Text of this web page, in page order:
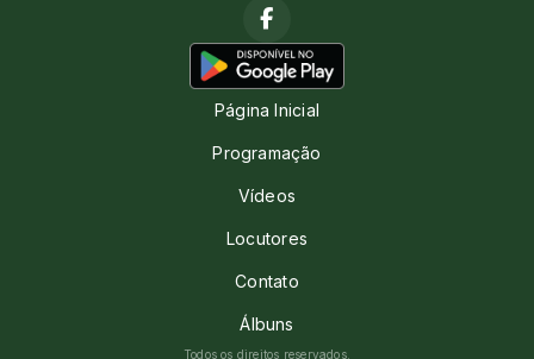
Página Inicial
Programação
Vídeos
Locutores
Contato
Álbuns
Todos os direitos reservados.